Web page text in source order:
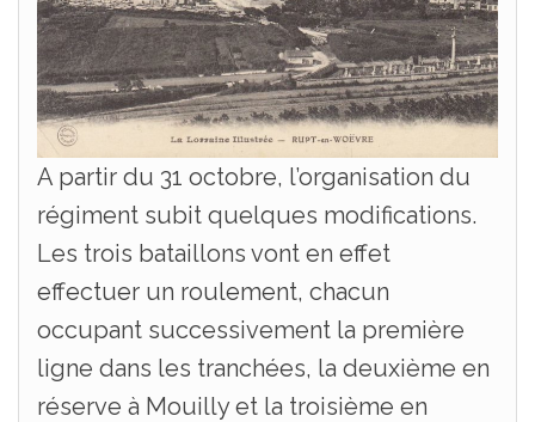
A partir du 31 octobre, l’organisation du
régiment subit quelques modifications.
Les trois bataillons vont en effet
effectuer un roulement, chacun
occupant successivement la première
ligne dans les tranchées, la deuxième en
réserve à Mouilly et la troisième en